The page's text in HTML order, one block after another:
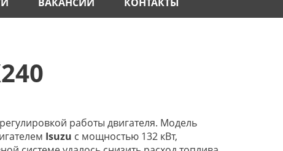
работы двигателя. Модель
Isuzu с мощностью 132 кВт,